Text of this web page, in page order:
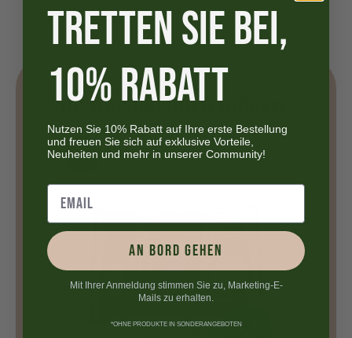
Sie werden auch mögen
TRETTEN SIE BEI,
10% RABATT
Nutzen Sie 10% Rabatt auf Ihre erste Bestellung
und freuen Sie sich auf exklusive Vorteile,
Neuheiten und mehr in unserer Community!
AN BORD GEHEN
Mit Ihrer Anmeldung stimmen Sie zu, Marketing-E-
Mails zu erhalten.
*OHNE PRODUKTE IN SONDERANGEBOTEN